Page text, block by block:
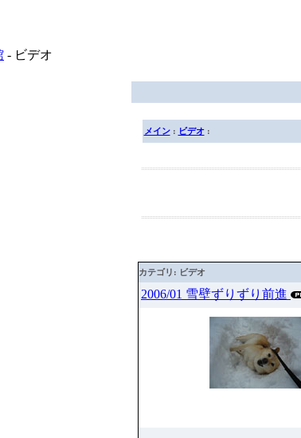
- ビデオ
メイン: ビデオ:
カテゴリ: ビデオ
2006/01 雪壁ずりずり前進